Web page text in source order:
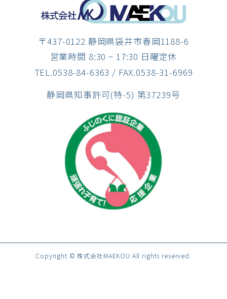
〒437-0122 静岡県袋井市春岡1188-6
営業時間 8:30 ~ 17:30 日曜定休
TEL.0538-84-6363 / FAX.0538-31-6969
静岡県知事許可(特-5) 第37239号
Copyright © 株式会社MAEKOU All rights reserved.